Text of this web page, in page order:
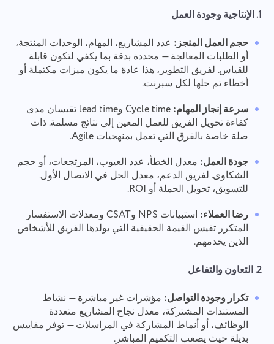
1. الإنتاجية وجودة العمل
حجم العمل المنجز: عدد المشاريع، المهام، الوحدات المنتجة،
أو الطلبات المعالجة — محددة بدقة بما يكفي لتكون قابلة
للقياس. لفريق التطوير، هذا عادة ما يكون ميزات مكتملة أو
أخطاء تم حلها لكل سبرنت.
سرعة إنجاز المهام:
Cycle time وlead time تقيسان مدى
كفاءة تحويل الفريق للعمل المعين إلى نتائج مسلمة. ذات
صلة خاصة بالفرق التي تعمل بمنهجيات Agile.
جودة العمل: معدل الخطأ، عدد العيوب، المرتجعات، أو حجم
الشكاوى. لفريق الدعم، معدل الحل في الاتصال الأول.
للتسويق، تحويل الحملة أو ROI.
رضا العملاء:
استبيانات NPS وCSAT ومعدلات الاستفسار
المتكرر تقيس القيمة الحقيقية التي يولدها الفريق للأشخاص
الذين يخدمهم.
2. التعاون والتفاعل
تكرار وجودة التواصل: مؤشرات غير مباشرة — نشاط
المستندات المشتركة، معدل نجاح المشاريع متعددة
الوظائف، أو أنماط المشاركة في المراسلات — توفر مقاييس
بديلة حيث يصعب التكميم المباشر.